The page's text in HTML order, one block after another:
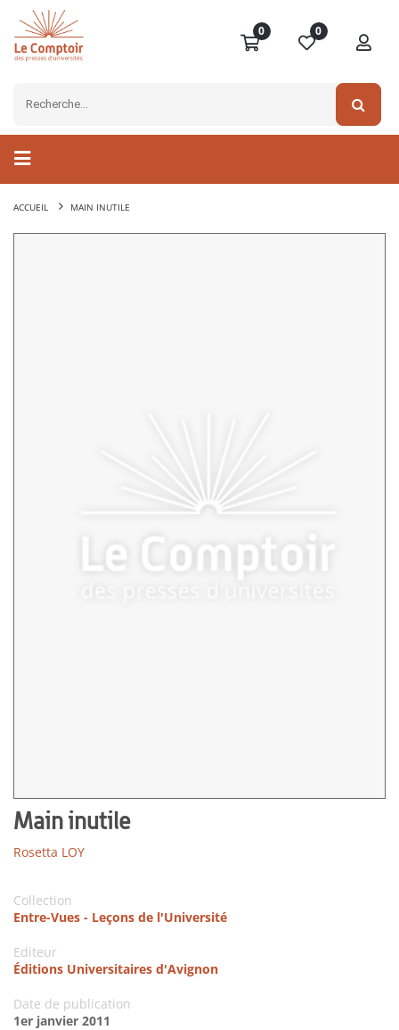
0 0
ACCUEIL MAIN INUTILE
Main inutile
Rosetta LOY
Collection
Entre-Vues - Leçons de l'Université
Editeur
Éditions Universitaires d'Avignon
Date de publication
1er janvier 2011